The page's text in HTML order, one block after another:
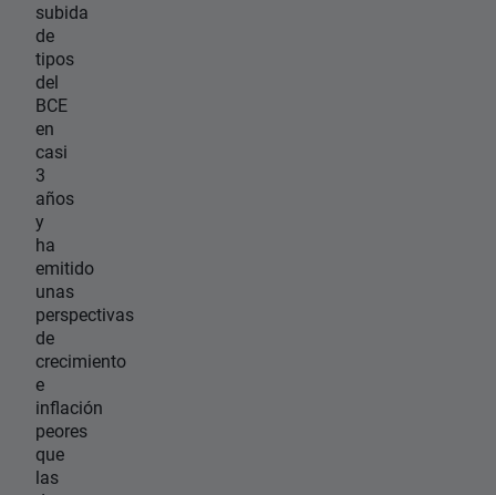
subida
de
tipos
del
BCE
en
casi
3
años
y
ha
emitido
unas
perspectivas
de
crecimiento
e
inflación
peores
que
las